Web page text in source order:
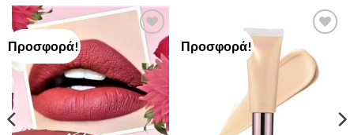
Προσφορά!
Add to
Wishlist
Προσφορά!
Wishlist